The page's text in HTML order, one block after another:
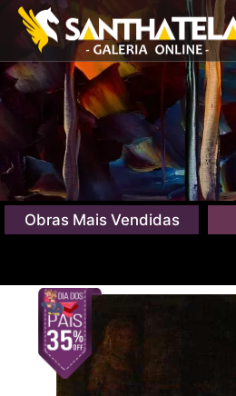
Obras Mais Vendidas